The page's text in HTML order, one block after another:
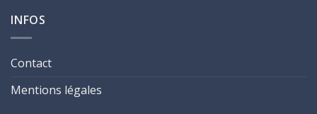
INFOS
Contact
Mentions légales